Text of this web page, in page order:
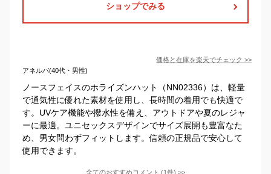
ショップでみる
価格と在庫を楽天でチェック >>
アネルバ(40代・男性)
ノースフェイスのホライズンハット（NN02336）は、軽量
で通気性に優れた素材を使用し、長時間の着用でも快適で
す。UVケア機能や撥水性を備え、アウトドアや夏のレジャ
ーに最適。ユニセックスデザインでサイズ展開も豊富なた
め、男女問わずフィットします。信頼の正規品で安心して
使用できます。
全てのおすすめコメント (1件) >